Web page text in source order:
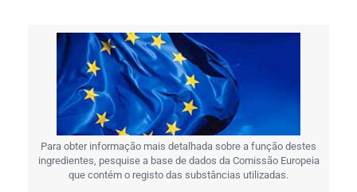
Para obter informação mais detalhada sobre a função destes
ingredientes, pesquise a base de dados da Comissão Europeia
que contém o registo das substâncias utilizadas.